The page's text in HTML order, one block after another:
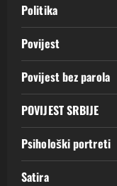
Politika
Povijest
Povijest bez parola
POVIJEST SRBIJE
Psihološki portreti
Satira